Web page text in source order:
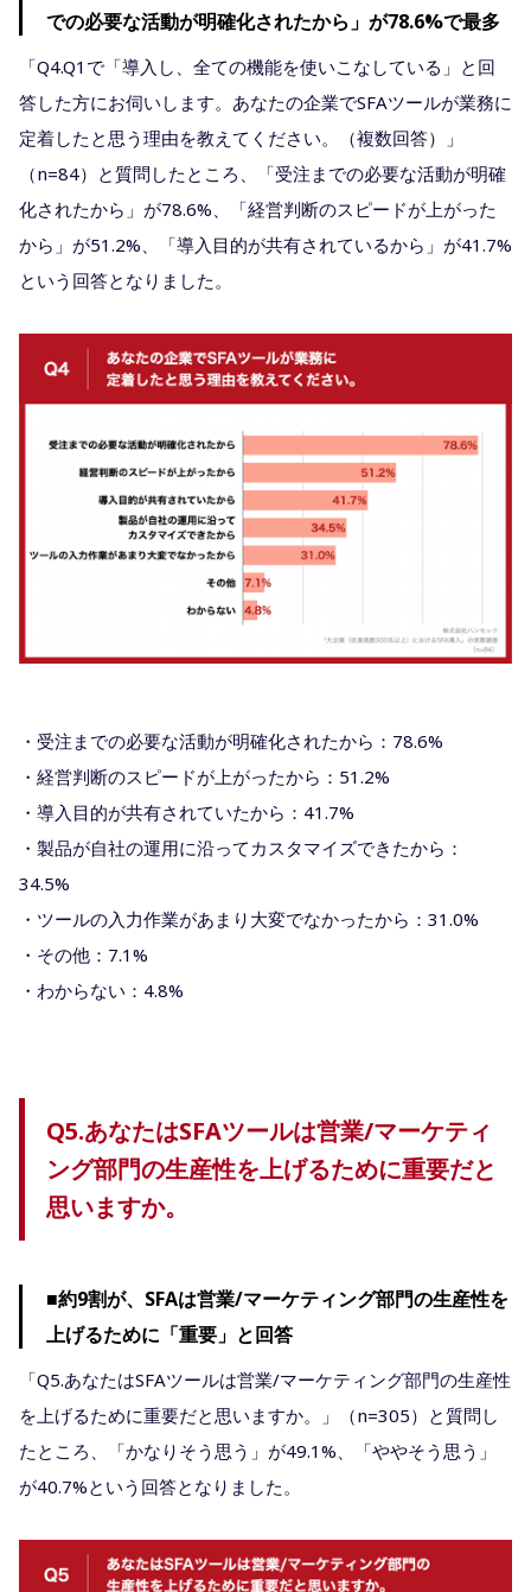
での必要な活動が明確化されたから」が78.6%で最多
「Q4.Q1で「導入し、全ての機能を使いこなしている」と回
答した方にお伺いします。あなたの企業でSFAツールが業務に
定着したと思う理由を教えてください。（複数回答）」
（n=84）と質問したところ、「受注までの必要な活動が明確
化されたから」が78.6%、「経営判断のスピードが上がった
から」が51.2%、「導入目的が共有されているから」が41.7%
という回答となりました。
・受注までの必要な活動が明確化されたから：78.6%
・経営判断のスピードが上がったから：51.2%
・導入目的が共有されていたから：41.7%
・製品が自社の運用に沿ってカスタマイズできたから：
34.5%
・ツールの入力作業があまり大変でなかったから：31.0%
・その他：7.1%
・わからない：4.8%
Q5.あなたはSFAツールは営業/マーケティ
ング部門の生産性を上げるために重要だと
思いますか。
■約9割が、SFAは営業/マーケティング部門の生産性を
上げるために「重要」と回答
「Q5.あなたはSFAツールは営業/マーケティング部門の生産性
を上げるために重要だと思いますか。」（n=305）と質問し
たところ、「かなりそう思う」が49.1%、「ややそう思う」
が40.7%という回答となりました。